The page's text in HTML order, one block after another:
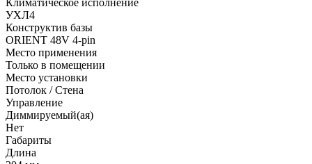
УХЛ4
Конструктив базы
ORIENT 48V 4-pin
Место применения
Только в помещении
Место установки
Потолок / Cтена
Управление
Диммируемый(ая)
Нет
Габариты
Длина